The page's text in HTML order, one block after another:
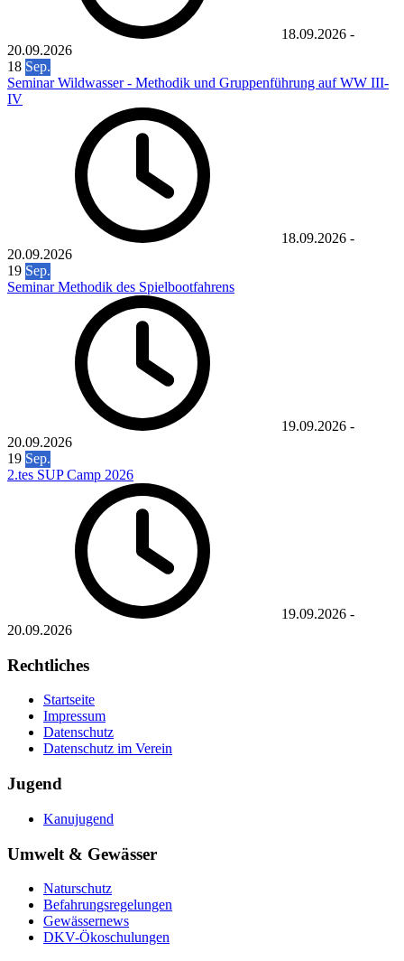
18.09.2026 -
20.09.2026
18 Sep.
Seminar Wildwasser - Methodik und Gruppenführung auf WW III-
IV
18.09.2026 -
20.09.2026
19 Sep.
Seminar Methodik des Spielbootfahrens
19.09.2026 -
20.09.2026
19 Sep.
2.tes SUP Camp 2026
19.09.2026 -
20.09.2026
Rechtliches
Startseite
Impressum
Datenschutz
Datenschutz im Verein
Jugend
Kanujugend
Umwelt & Gewässer
Naturschutz
Befahrungsregelungen
Gewässernews
DKV-Ökoschulungen